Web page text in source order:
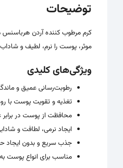
توضیحات
موثر، پوست را نرم، لطیف و
ویژگی‌های کلیدی
رطوبت‌رسانی عمیق و
تغذیه و تقویت پوست با
محافظت از پوست در
ایجاد نرمی، لطافت و
جذب سریع و بدون
مناسب برای انواع